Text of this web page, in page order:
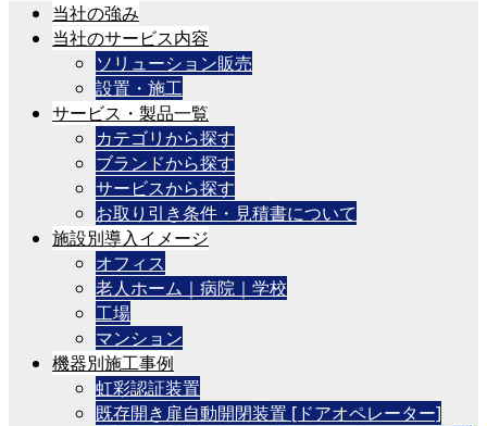
当社の強み
当社のサービス内容
ソリューション販売
設置・施工
サービス・製品一覧
カテゴリから探す
ブランドから探す
サービスから探す
お取り引き条件・見積書について
施設別導入イメージ
オフィス
老人ホーム｜病院｜学校
工場
マンション
機器別施工事例
虹彩認証装置
既存開き扉自動開閉装置 [ドアオペレーター]